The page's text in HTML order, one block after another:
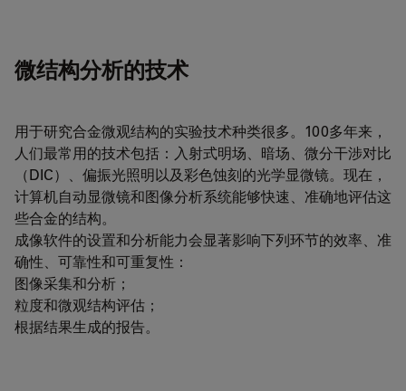
微结构分析的技术
用于研究合金微观结构的实验技术种类很多。100多年来，
人们最常用的技术包括：入射式明场、暗场、微分干涉对比
（DIC）、偏振光照明以及彩色蚀刻的光学显微镜。现在，
计算机自动显微镜和图像分析系统能够快速、准确地评估这
些合金的结构。
成像软件的设置和分析能力会显著影响下列环节的效率、准
确性、可靠性和可重复性：
图像采集和分析；
粒度和微观结构评估；
根据结果生成的报告。